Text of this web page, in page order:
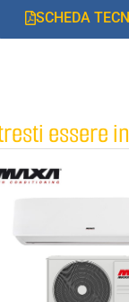
SCHEDA
essere